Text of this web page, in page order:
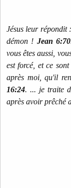
Jésus leur répondit :
démon ! Jean 6:70
vous êtes aussi,
est forcé, et ce
après moi, qu'il
16:24. ... je traite
après avoir prêché